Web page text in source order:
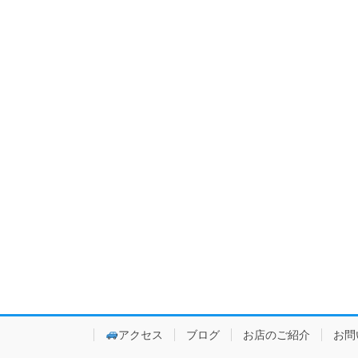
アクセス ブログ お店のご紹介 お